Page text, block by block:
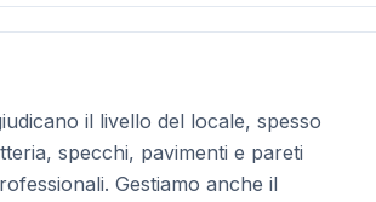
il livello del locale, spesso
specchi, pavimenti e pareti
Gestiamo anche il